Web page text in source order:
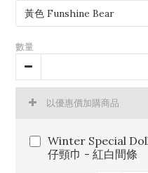
數量
以優惠價加購商品
Winter Special
仔頸巾 - 紅白間條